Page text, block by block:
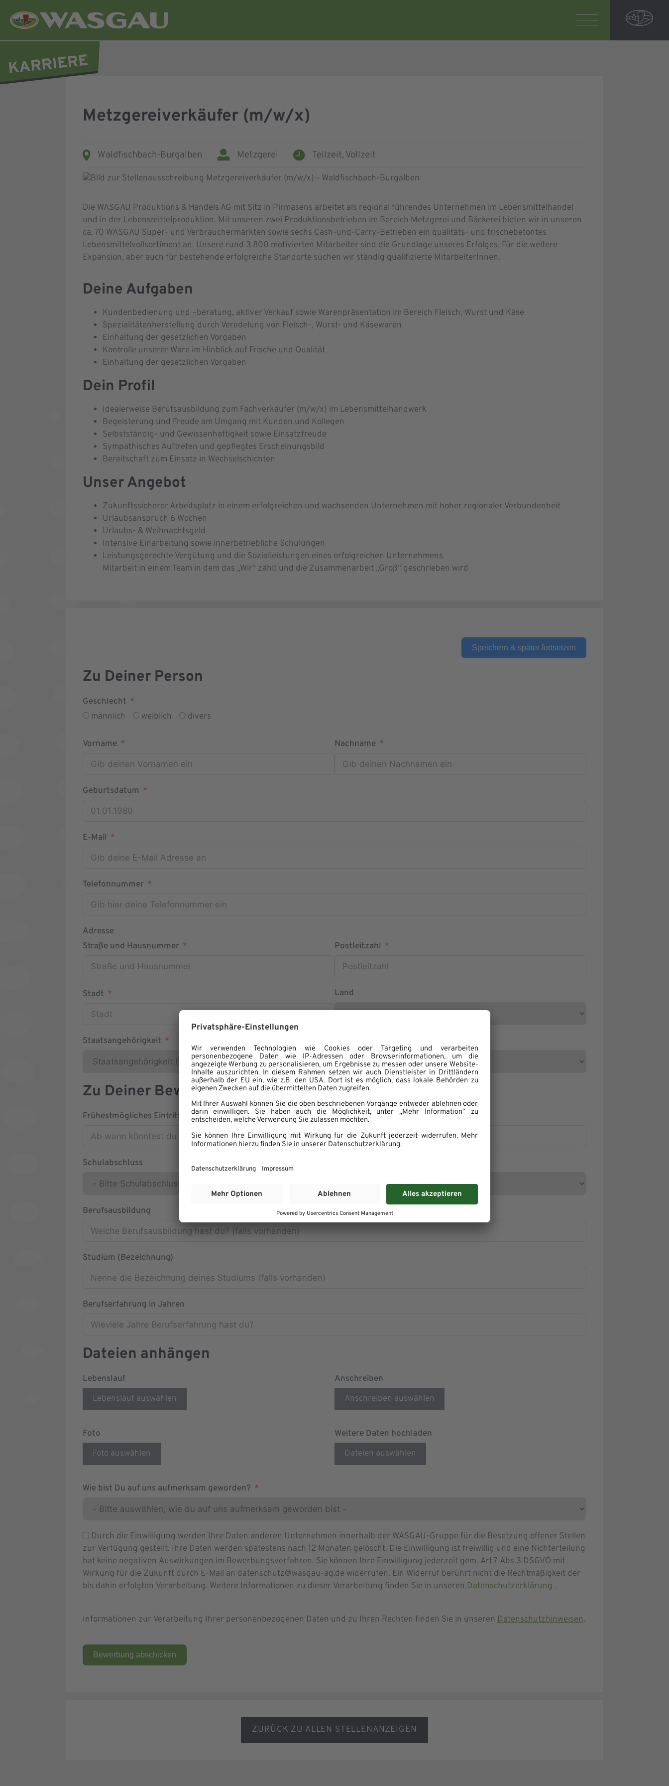
Metzgereiverkäufer (m/w/x)
Waldfischbach-Burgalben Metzgerei Teilzeit, Vollzeit
Die WASGAU Produktions & Handels AG mit Sitz in Pirmasens arbeitet als regional führendes Unternehmen im Lebensmittelhandel
und in der Lebensmittelproduktion. Mit unseren zwei Produktionsbetrieben im Bereich Metzgerei und Bäckerei bieten wir in unseren
ca. 70 WASGAU Super- und Verbrauchermärkten sowie sechs Cash-und-Carry-Betrieben ein qualitäts- und frischebetontes
Lebensmittelvollsortiment an. Unsere rund 3.800 motivierten Mitarbeiter sind die Grundlage unseres Erfolges. Für die weitere
Expansion, aber auch für bestehende erfolgreiche Standorte suchen wir ständig qualifizierte MitarbeiterInnen.
Deine Aufgaben
Kundenbedienung und –beratung, aktiver Verkauf sowie Warenpräsentation im Bereich Fleisch, Wurst und Käse
Spezialitätenherstellung durch Veredelung von Fleisch-, Wurst- und Käsewaren
Einhaltung der gesetzlichen Vorgaben
Kontrolle unserer Ware im Hinblick auf Frische und Qualität
Einhaltung der gesetzlichen Vorgaben
Dein Profil
Idealerweise Berufsausbildung zum Fachverkäufer (m/w/x) im Lebensmittelhandwerk
Begeisterung und Freude am Umgang mit Kunden und Kollegen
Selbstständig- und Gewissenhaftigkeit sowie Einsatzfreude
Sympathisches Auftreten und gepflegtes Erscheinungsbild
Bereitschaft zum Einsatz in Wechselschichten
Unser Angebot
Zukunftssicherer Arbeitsplatz in einem erfolgreichen und wachsenden Unternehmen mit hoher regionaler Verbundenheit
Urlaubsanspruch 6 Wochen
Urlaubs- & Weihnachtsgeld
Intensive Einarbeitung sowie innerbetriebliche Schulungen
Leistungsgerechte Vergütung und die Sozialleistungen eines erfolgreichen Unternehmens
Mitarbeit in einem Team in dem das „Wir“ zählt und die Zusammenarbeit „Groß“ geschrieben wird
Speichern & später fortsetzen
Zu Deiner Person
Geschlecht
männlich
weiblich divers
Vorname Nachname
Geburtsdatum
E-Mail
Telefonnummer
Adresse
Straße und Hausnummer
Postleitzahl
Stadt Land
Staatsangehörigkeit
Zu Deiner Bewerbung
Frühestmögliches Eintrittsdatum
Schulabschluss
Berufsausbildung
Studium (Bezeichnung)
Berufserfahrung in Jahren
Dateien anhängen
Lebenslauf
Lebenslauf auswählen
Anschreiben
Anschreiben auswählen
Foto
Foto auswählen
Weitere Daten hochladen
Dateien auswählen
Wie bist Du auf uns aufmerksam geworden?
Durch die Einwilligung werden Ihre Daten anderen Unternehmen innerhalb der WASGAU-Gruppe für die Besetzung offener Stellen
zur Verfügung gestellt. Ihre Daten werden spätestens nach 12 Monaten gelöscht. Die Einwilligung ist freiwillig und eine Nichterteilung
hat keine negativen Auswirkungen im Bewerbungsverfahren. Sie können Ihre Einwilligung jederzeit gem. Art.7 Abs.3 DSGVO mit
Wirkung für die Zukunft durch E-Mail an datenschutz@wasgau-ag.de widerrufen. Ein Widerruf berührt nicht die Rechtmäßigkeit der
bis dahin erfolgten Verarbeitung. Weitere Informationen zu dieser Verarbeitung finden Sie in unseren Datenschutzerklärung .
Informationen zur Verarbeitung Ihrer personenbezogenen Daten und zu Ihren Rechten finden Sie in unseren Datenschutzhinweisen.
Bewerbung abschicken
ZURÜCK ZU ALLEN STELLENANZEIGEN